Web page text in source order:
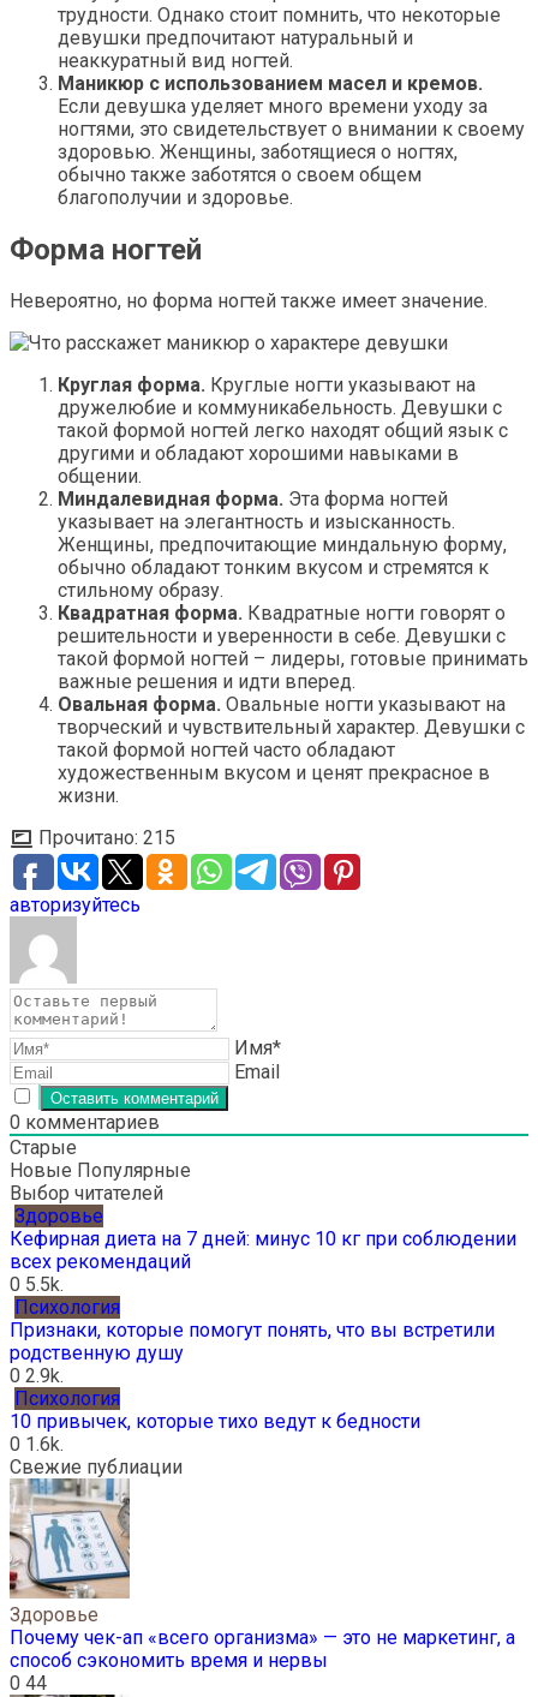
трудности. Однако стоит помнить, что некоторые
девушки предпочитают натуральный и
неаккуратный вид ногтей.
Маникюр с использованием масел и кремов.
Если девушка уделяет много времени уходу за
ногтями, это свидетельствует о внимании к своему
здоровью. Женщины, заботящиеся о ногтях,
обычно также заботятся о своем общем
благополучии и здоровье.
Форма ногтей
Невероятно, но форма ногтей также имеет значение.
Круглая форма. Круглые ногти указывают на
дружелюбие и коммуникабельность. Девушки с
такой формой ногтей легко находят общий язык с
другими и обладают хорошими навыками в
общении.
Миндалевидная форма. Эта форма ногтей
указывает на элегантность и изысканность.
Женщины, предпочитающие миндальную форму,
обычно обладают тонким вкусом и стремятся к
стильному образу.
Квадратная форма. Квадратные ногти говорят о
решительности и уверенности в себе. Девушки с
такой формой ногтей – лидеры, готовые принимать
важные решения и идти вперед.
Овальная форма. Овальные ногти указывают на
творческий и чувствительный характер. Девушки с
такой формой ногтей часто обладают
художественным вкусом и ценят прекрасное в
жизни.
Прочитано: 215
авторизуйтесь
Имя*
Email
0 комментариев
Старые
Новые Популярные
Выбор читателей
Здоровье
Кефирная диета на 7 дней: минус 10 кг при соблюдении
всех рекомендаций
0 5.5k.
Психология
Признаки, которые помогут понять, что вы встретили
родственную душу
0 2.9k.
Психология
10 привычек, которые тихо ведут к бедности
0 1.6k.
Свежие публиации
Здоровье
Почему чек-ап «всего организма» — это не маркетинг, а
способ сэкономить время и нервы
0 44